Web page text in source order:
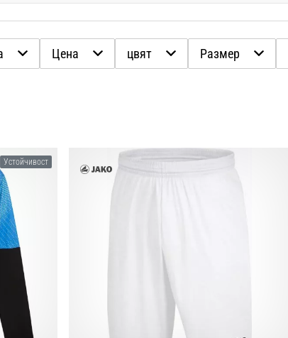
Цена цвят Размер
Устойчивост